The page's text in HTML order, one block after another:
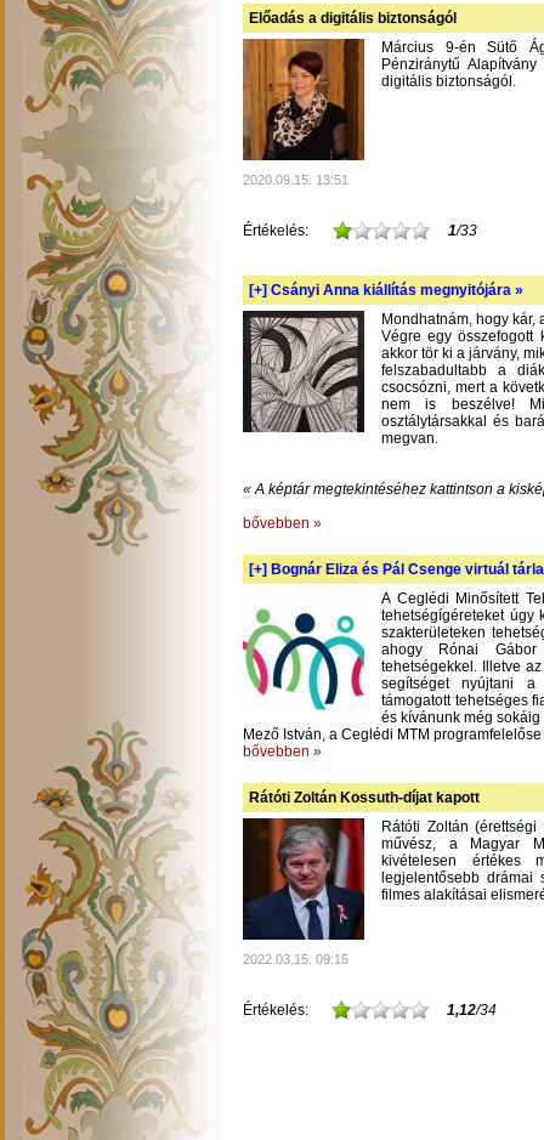
Előadás a digitális biztonságól
Március 9-én Sütő
Pénziránytű
digitális biztonságól.
2020.09.15. 13:51
Értékelés: 1/33
[+] Csányi Anna kiállítás megnyitójára »
Mondhatnám, hogy kár,
Végre egy összefogott
akkor tör ki a járvány,
felszabadultabb a
csocsózni, mert a
nem is beszélve!
osztálytársakkal és
megvan.
« A képtár megtekintéséhez kattintson a
bővebben »
[+] Bognár Eliza és Pál Csenge virtuál
A Ceglédi Minősített
tehetségígéreteket úgy
szakterületeken
ahogy Rónai Gábor
tehetségekkel. Illetve
segítséget nyújtani a
támogatott tehetséges
és kívánunk még
Mező István, a Ceglédi MTM programfelelőse
bővebben »
Rátóti Zoltán Kossuth-díjat kapott
Rátóti Zoltán
művész, a Magyar
kivételesen értékes
legjelentősebb drámai
filmes alakításai
2022.03.15. 09:15
Értékelés: 1,12/34